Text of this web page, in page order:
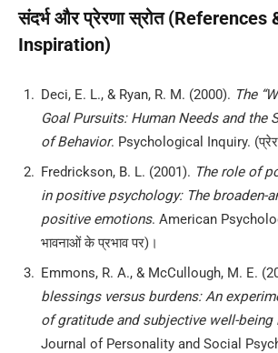
संदर्भ और प्रेरणा स्रोत (References
Inspiration)
Deci, E. L., & Ryan, R. M. (2000). The
Goal Pursuits: Human Needs and the
of Behavior. Psychological Inquiry.
Fredrickson, B. L. (2001). The role of
in positive psychology: The broaden-
positive emotions. American
भावनाओं के प्रभाव पर)।
Emmons, R. A., & McCullough, M. E.
blessings versus burdens: An
of gratitude and subjective well-being
Journal of Personality and Social